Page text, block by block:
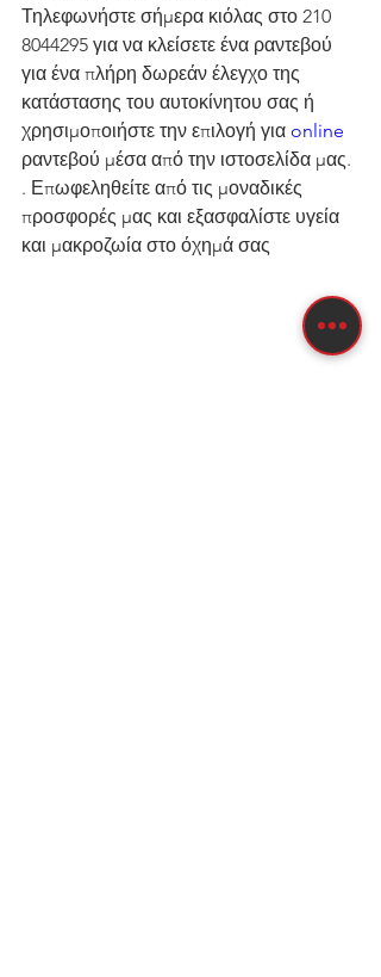
Τηλεφωνήστε σήμερα κιόλας στο 210
8044295 για να κλείσετε ένα ραντεβού
για ένα πλήρη δωρεάν έλεγχο της
κατάστασης του αυτοκίνητου σας ή
χρησιμοποιήστε την επιλογή για online
ραντεβού μέσα από την ιστοσελίδα μας.
. Επωφεληθείτε από τις μοναδικές
προσφορές μας και εξασφαλίστε υγεία
και μακροζωία στο όχημά σας